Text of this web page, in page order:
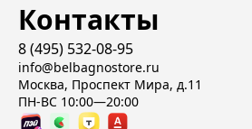
Контакты
8 (495) 532-08-95
info@belbagnostore.ru
Москва, Проспект Мира, д.11
ПН-ВС 10:00—20:00